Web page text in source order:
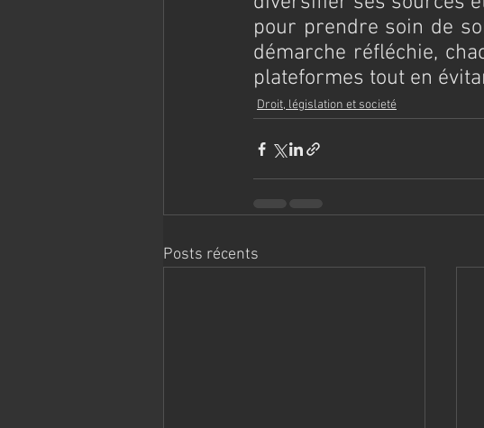
pour prendre soin de
démarche réfléchie,
plateformes tout en
Droit, législation et societé
Posts récents